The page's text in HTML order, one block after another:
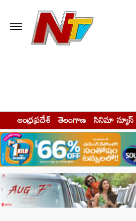
ఆంధ్రప్రదేశ్ తెలంగాణ సినిమా న్యూస్